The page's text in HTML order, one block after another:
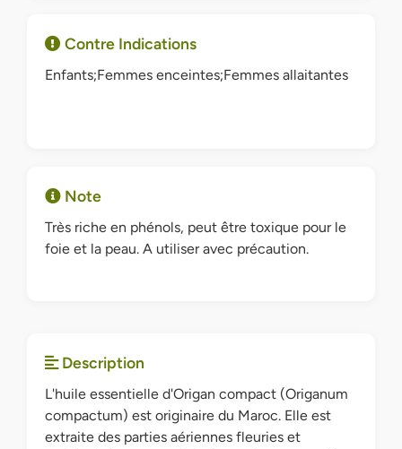
Contre Indications
Enfants;Femmes enceintes;Femmes allaitantes
Note
Très riche en phénols, peut être toxique pour le
foie et la peau. A utiliser avec précaution.
Description
L'huile essentielle d'Origan compact (Origanum
compactum) est originaire du Maroc. Elle est
extraite des parties aériennes fleuries et